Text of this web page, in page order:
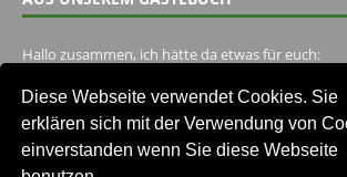
Diese Webseite verwendet Cookies. Sie
erklären sich mit der Verwendung von
einverstanden wenn Sie diese Webseite
Hallo zusammen, ich hätte da etwas für euch:
Ich habe ein Jahr im Gasthaus Hugo Pape
Unser Gästebuch besuchen